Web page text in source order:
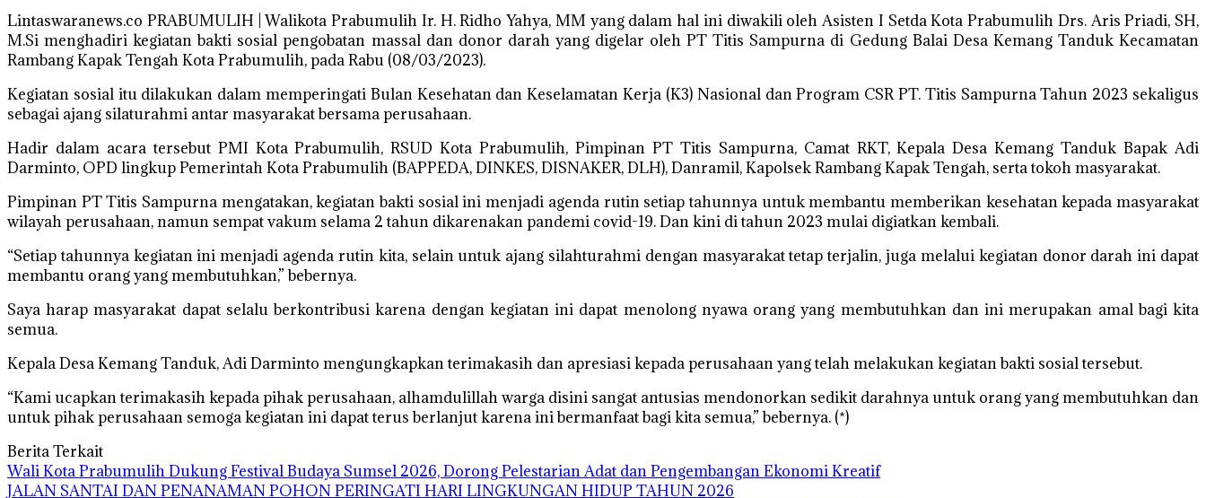
Lintaswaranews.co PRABUMULIH | Walikota Prabumulih Ir. H. Ridho Yahya, MM yang dalam hal ini diwakili oleh Asisten I Setda Kota Prabumulih Drs. Aris Priadi, SH,
M.Si menghadiri kegiatan bakti sosial pengobatan massal dan donor darah yang digelar oleh PT Titis Sampurna di Gedung Balai Desa Kemang Tanduk Kecamatan
Rambang Kapak Tengah Kota Prabumulih, pada Rabu (08/03/2023).
Kegiatan sosial itu dilakukan dalam memperingati Bulan Kesehatan dan Keselamatan Kerja (K3) Nasional dan Program CSR PT. Titis Sampurna Tahun 2023 sekaligus
sebagai ajang silaturahmi antar masyarakat bersama perusahaan.
Hadir dalam acara tersebut PMI Kota Prabumulih, RSUD Kota Prabumulih, Pimpinan PT Titis Sampurna, Camat RKT, Kepala Desa Kemang Tanduk Bapak Adi
Darminto, OPD lingkup Pemerintah Kota Prabumulih (BAPPEDA, DINKES, DISNAKER, DLH), Danramil, Kapolsek Rambang Kapak Tengah, serta tokoh masyarakat.
Pimpinan PT Titis Sampurna mengatakan, kegiatan bakti sosial ini menjadi agenda rutin setiap tahunnya untuk membantu memberikan kesehatan kepada masyarakat
wilayah perusahaan, namun sempat vakum selama 2 tahun dikarenakan pandemi covid-19. Dan kini di tahun 2023 mulai digiatkan kembali.
“Setiap tahunnya kegiatan ini menjadi agenda rutin kita, selain untuk ajang silahturahmi dengan masyarakat tetap terjalin, juga melalui kegiatan donor darah ini dapat
membantu orang yang membutuhkan,” bebernya.
Saya harap masyarakat dapat selalu berkontribusi karena dengan kegiatan ini dapat menolong nyawa orang yang membutuhkan dan ini merupakan amal bagi kita
semua.
Kepala Desa Kemang Tanduk, Adi Darminto mengungkapkan terimakasih dan apresiasi kepada perusahaan yang telah melakukan kegiatan bakti sosial tersebut.
“Kami ucapkan terimakasih kepada pihak perusahaan, alhamdulillah warga disini sangat antusias mendonorkan sedikit darahnya untuk orang yang membutuhkan dan
untuk pihak perusahaan semoga kegiatan ini dapat terus berlanjut karena ini bermanfaat bagi kita semua,” bebernya. (*)
Berita Terkait
Wali Kota Prabumulih Dukung Festival Budaya Sumsel 2026, Dorong Pelestarian Adat dan Pengembangan Ekonomi Kreatif
JALAN SANTAI DAN PENANAMAN POHON PERINGATI HARI LINGKUNGAN HIDUP TAHUN 2026